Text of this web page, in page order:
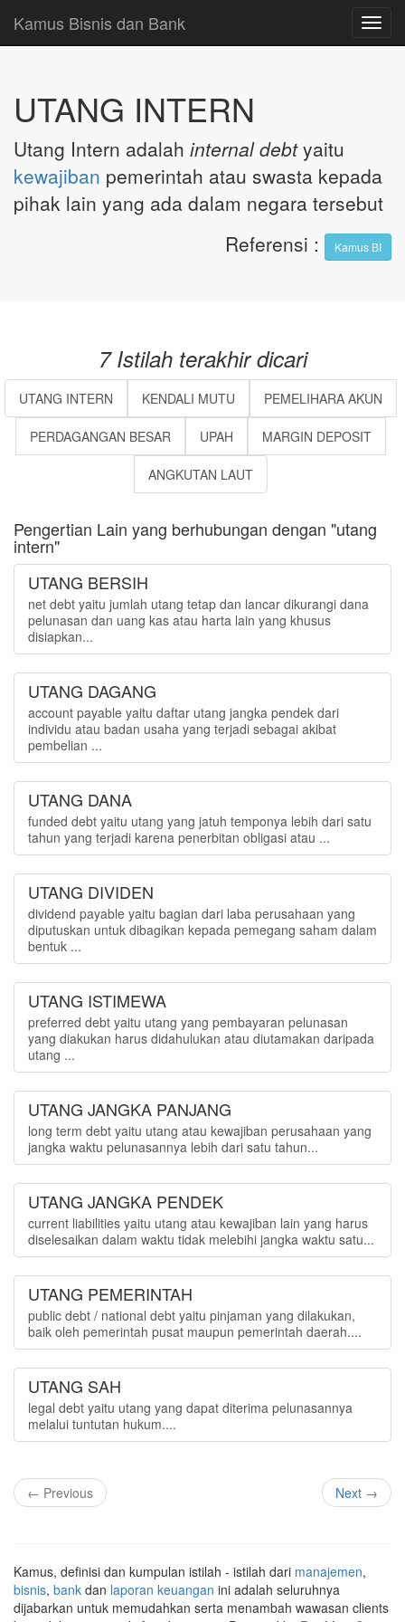
Kamus Bisnis dan Bank
UTANG INTERN
Utang Intern adalah internal debtyaitu
kewajiban pemerintah atau swasta kepada
pihak lain yang ada dalam negara tersebut
Referensi : Kamus BI
7 Istilah terakhir dicari
UTANG INTERN KENDALI MUTU PEMELIHARA AKUN
PERDAGANGAN BESAR UPAH MARGIN DEPOSIT
ANGKUTAN LAUT
Pengertian Lain yang berhubungan dengan "utang
intern"
UTANG BERSIH
net debt yaitu jumlah utang tetap dan lancar dikurangi dana
pelunasan dan uang kas atau harta lain yang khusus
disiapkan...
UTANG DAGANG
account payable yaitu daftar utang jangka pendek dari
individu atau badan usaha yang terjadi sebagai akibat
pembelian ...
UTANG DANA
funded debt yaitu utang yang jatuh temponya lebih dari satu
tahun yang terjadi karena penerbitan obligasi atau ...
UTANG DIVIDEN
dividend payable yaitu bagian dari laba perusahaan yang
diputuskan untuk dibagikan kepada pemegang saham dalam
bentuk ...
UTANG ISTIMEWA
preferred debt yaitu utang yang pembayaran pelunasan
yang diakukan harus didahulukan atau diutamakan daripada
utang ...
UTANG JANGKA PANJANG
long term debt yaitu utang atau kewajiban perusahaan yang
jangka waktu pelunasannya lebih dari satu tahun...
UTANG JANGKA PENDEK
current liabilities yaitu utang atau kewajiban lain yang harus
diselesaikan dalam waktu tidak melebihi jangka waktu satu...
UTANG PEMERINTAH
public debt / national debt yaitu pinjaman yang dilakukan,
baik oleh pemerintah pusat maupun pemerintah daerah....
UTANG SAH
legal debt yaitu utang yang dapat diterima pelunasannya
melalui tuntutan hukum....
← Previous Next →
Kamus, definisi dan kumpulan istilah - istilah dari manajemen,
bisnis, bank dan laporan keuangan ini adalah seluruhnya
dijabarkan untuk memudahkan serta menambah wawasan clients